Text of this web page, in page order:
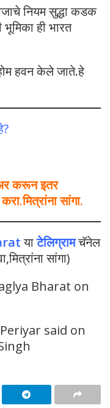
नियम सुद्धा कडक
ही भारत
हवन केले जाते.हे
करून इतर
सांगा.
याटेलिग्रामचॅनेल
सांगा)
Bharat on
said on